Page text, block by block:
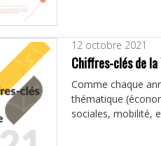
12 octobre 2021
Chiffres-clés de
Comme chaque
thématique
sociales, mobilité,